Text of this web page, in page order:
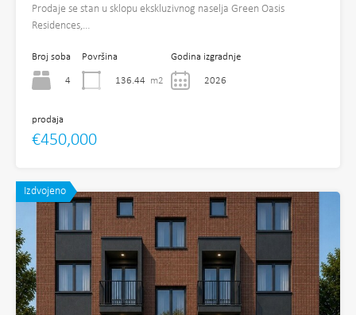
Prodaje se stan u sklopu ekskluzivnog naselja Green Oasis
Residences,…
Broj soba
4
Površina
136.44 m2
Godina izgradnje
2026
prodaja
€450,000
Izdvojeno